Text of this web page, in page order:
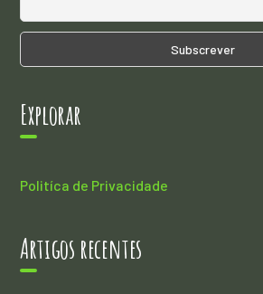
Explorar
Politíca de Privacidade
Artigos recentes